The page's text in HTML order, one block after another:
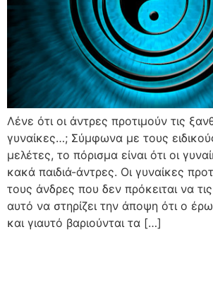
Λένε ότι οι άντρες προτιμούν τις
γυναίκες…; Σύμφωνα με τους
μελέτες, το πόρισμα είναι ότι οι
κακά παιδιά-άντρες. Οι γυναίκες
τους άνδρες που δεν πρόκειται να
αυτό να στηρίζει την άποψη ότι ο
και γιαυτό βαριούνται τα […]